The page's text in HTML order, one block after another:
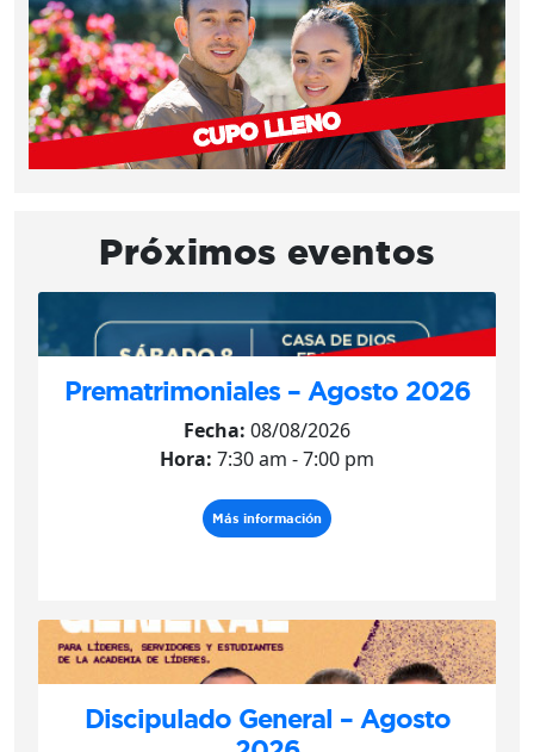
Próximos eventos
Prematrimoniales – Agosto 2026
Fecha: 08/08/2026
Hora: 7:30 am - 7:00 pm
Más información
Discipulado General – Agosto